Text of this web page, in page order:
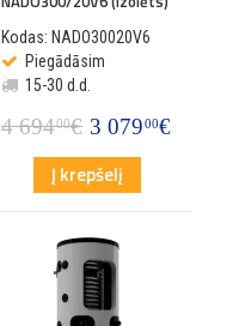
Kodas: NADO30020V6
Piegādāsim
15-30 d.d.
4 69400€ 3 07900€
Į krepšelį